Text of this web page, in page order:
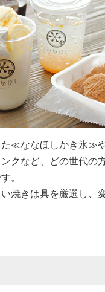
た≪ななほしかき氷≫
クなど、どの世代の
。
焼きは具を厳選し、